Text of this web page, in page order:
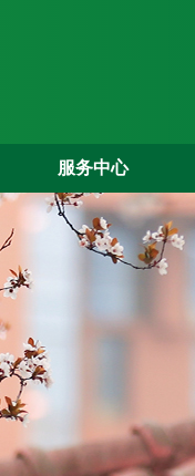
服务中心